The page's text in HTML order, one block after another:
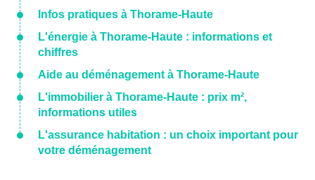
Infos pratiques à Thorame-Haute
L'énergie à Thorame-Haute : informations et
chiffres
Aide au déménagement à Thorame-Haute
L'immobilier à Thorame-Haute : prix m²,
informations utiles
L'assurance habitation : un choix important pour
votre déménagement